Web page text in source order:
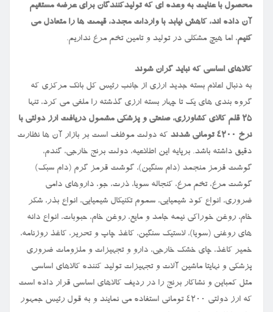
محصول با عنایت به وعده ای که تولیدکنندگان برای عرضه مستقیم
آن داده اند، کاهش نیابد با واردات مجدد، قیمت ها را متعادل می
کنیم، اما هیچ مشکلی در تولید و تامین تخم مرغ نداریم.
کالاهای اساسی که نباید گران شوند
به دنبال اعلام بسته جدید ارزی از جانب رئیس کل بانک مرکزی که
گروه بندی های یک تا چهار بسته ارزی گذشته را ملغی می کرد، تنها
۲۵ قلم کالای کشاورزی، صنعتی و پزشکی مشمول دریافت ارز دولتی با
نرخ ۴۲۰۰ تومانی شدند
که دولت موظف است بر بازار آن ها نظارت
دقیق داشته باشد. برپایه این اطلاعیه، دولت برنج خارجی، گندم،
گوشت قرمز منجمد (دام سنگین)، گوشت قرمز گرم (دام سبک)
گوشت مرغ، تخم مرغ، کنجاله سویا، ذرت، جو، داروهای دامی
ضروری، انواع کود شیمیایی، سموم تکنیکال شیمیایی، انواع بذر، شکر
خام، روغن خوراکی نیمه جامد و مایع، روغن خام، حبوبات، انواع دانه
های روغنی (سویا)، لاستیک سنگین، کاغذ چاپ و تحریر، کاغذ روزنامه،
خمیر کاغذ، چای خشک خارجی، دارو و تجهیزات و ملزومات ضروری
پزشکی و نهایتا ماشین آلات و تجهیزات تولید کننده کالاهای اساسی
مثل کمباین و نشاکار برنج را در ردیف کالاهای اساسی قرار داده است
که ارز دولتی ۴۲۰۰ تومانی استفاده می نمایند و به قول رئیس جمهور